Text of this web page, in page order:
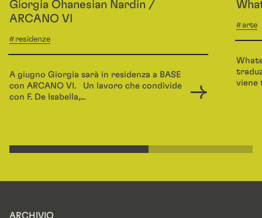
Giorgia Ohanesian Nardin /
ARCANO VI
residenze
A giugno Giorgia sarà in residenza a BASE
con ARCANO VI. Un lavoro che condivide
con F. De Isabella,...
arte
viene
ARCHIVIO